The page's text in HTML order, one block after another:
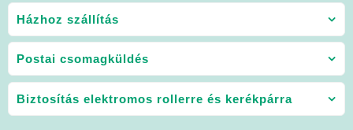
Házhoz szállítás
Postai csomagküldés
Biztosítás elektromos rollerre és kerékpárra